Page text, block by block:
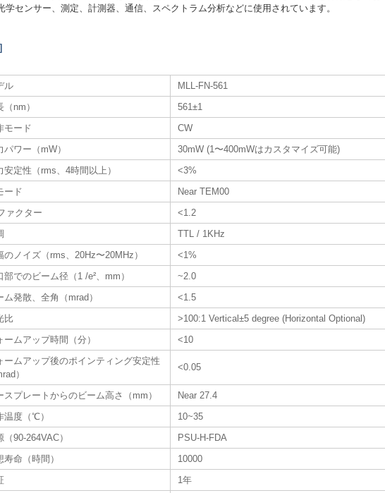
学センサー、測定、計測器、通信、スペクトラム分析などに使用されています。
ル
MLL-FN-561
（nm）
561±1
モード
CW
パワー（mW）
30mW (1〜400mWはカスタマイズ可能)
安定性（rms、4時間以上）
<3%
ード
Near TEM00
ァクター
<1.2
TTL / 1KHz
のノイズ（rms、20Hz〜20MHz）
<1%
部でのビーム径（1 /e²、mm）
~2.0
ム発散、全角（mrad）
<1.5
比
>100:1 Vertical±5 degree (Horizontal Optional)
ームアップ時間（分）
<10
ームアップ後のポインティング安定性
）
<0.05
スプレートからのビーム高さ（mm）
Near 27.4
温度（℃）
10~35
（90-264VAC）
PSU-H-FDA
寿命（時間）
10000
1年